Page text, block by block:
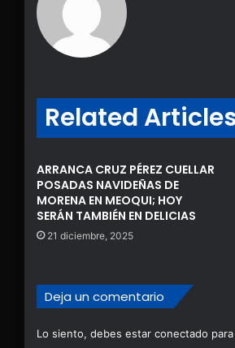
Related
ARRANCA CRUZ PÉREZ CUELLAR
POSADAS NAVIDEÑAS DE
MORENA EN MEOQUI; HOY
SERÁN TAMBIÉN EN DELICIAS
21 diciembre, 2025
Deja un comentario
Lo siento, debes estar conectado